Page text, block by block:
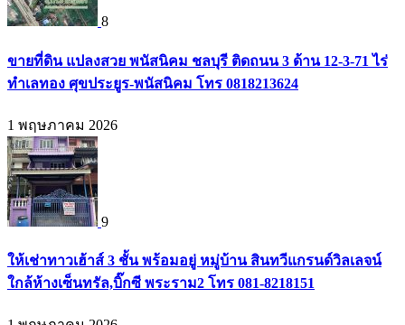
8
ขายที่ดิน แปลงสวย พนัสนิคม ชลบุรี ติดถนน 3 ด้าน 12-3-71 ไร่
ทำเลทอง ศุขประยูร-พนัสนิคม โทร 0818213624
1 พฤษภาคม 2026
9
ให้เช่าทาวเฮ้าส์ 3 ชั้น พร้อมอยู่ หมู่บ้าน สินทวีแกรนด์วิลเลจน์
ใกล้ห้างเซ็นทรัล,บิ๊กซี พระราม2 โทร 081-8218151